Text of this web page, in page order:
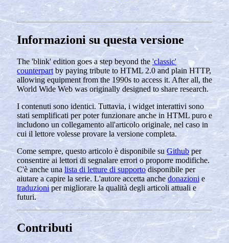
Informazioni su questa versione
The 'blink' edition goes a step beyond the 'classic'
counterpart by paying tribute to HTML 2.0 and plain HTTP,
allowing equipment from the 1990s to access it. After all, the
World Wide Web was originally designed to share research.
I contenuti sono identici. Tuttavia, i widget interattivi sono
stati semplificati per poter funzionare anche in HTML puro e
includono un collegamento all'articolo originale, nel caso in
cui il lettore volesse provare la versione completa.
Come sempre, questo articolo è disponibile su Github per
consentire ai lettori di segnalare errori o proporre modifiche.
C'è anche una lista di letture di supporto disponibile per
aiutare a capire la serie. L'autore accetta anche donazioni e
traduzioniper migliorare la qualità degli articoli attuali e
futuri.
Contributi